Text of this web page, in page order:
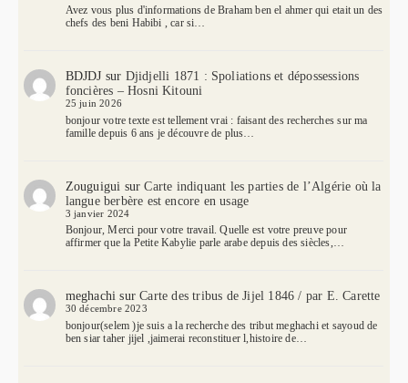
Avez vous plus d'informations de Braham ben el ahmer qui etait un des
chefs des beni Habibi , car si…
BDJDJ sur Djidjelli 1871 : Spoliations et dépossessions
foncières – Hosni Kitouni
25 juin 2026
bonjour votre texte est tellement vrai : faisant des recherches sur ma
famille depuis 6 ans je découvre de plus…
Zouguigui surCarte indiquant les parties de l’Algérie où la
langue berbère est encore en usage
3 janvier 2024
Bonjour, Merci pour votre travail. Quelle est votre preuve pour
affirmer que la Petite Kabylie parle arabe depuis des siècles,…
meghachi surCarte des tribus de Jijel 1846 / par E. Carette
30 décembre 2023
bonjour(selem )je suis a la recherche des tribut meghachi et sayoud de
ben siar taher jijel ,jaimerai reconstituer l,histoire de…